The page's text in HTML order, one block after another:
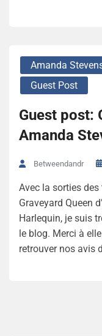
Amanda
Guest Post
Guest post:
Amanda
Betweendandr
Avec la sorties
Graveyard Queen
Harlequin, je suis
le blog. Merci à
retrouver nos avis